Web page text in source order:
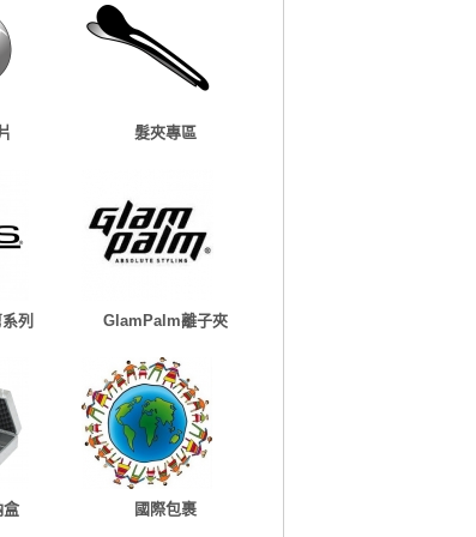
髮夾專區
列 GlamPalm離子夾
盒 國際包裹